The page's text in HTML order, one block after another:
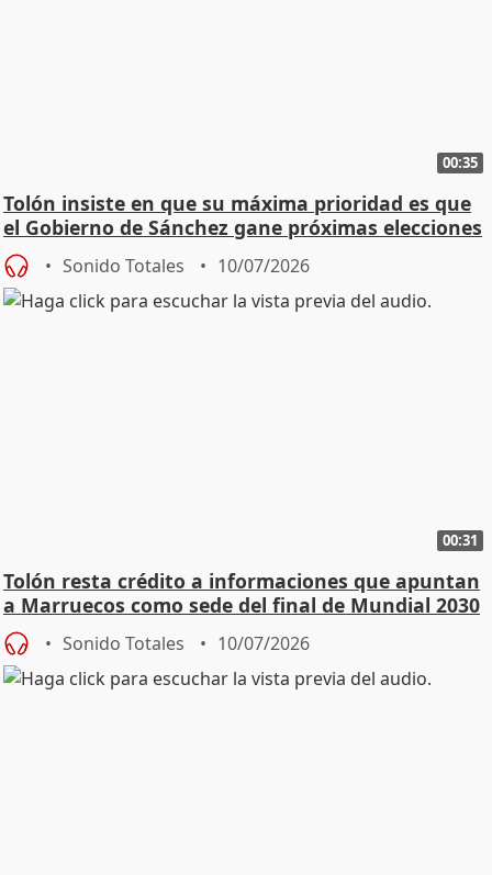
00:35
Tolón insiste en que su máxima prioridad es que
el Gobierno de Sánchez gane próximas elecciones
Sonido Totales 10/07/2026
00:31
Tolón resta crédito a informaciones que apuntan
a Marruecos como sede del final de Mundial 2030
Sonido Totales 10/07/2026